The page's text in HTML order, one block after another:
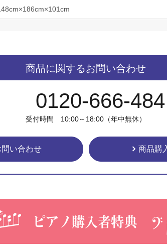
商品に関するお問い合わせ
0120-666-484
受付時間 10:00～18:00（年中無休）
い合わせ 商品購